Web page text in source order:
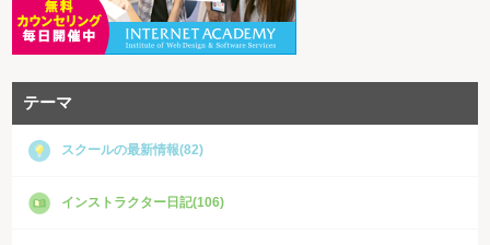
テーマ
スクールの最新情報(82)
インストラクター日記(106)